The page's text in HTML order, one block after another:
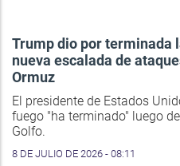
Trump dio por terminada
nueva escalada de
Ormuz
El presidente de Estados
fuego "ha terminado" luego
Golfo.
8 DE JULIO DE 2026 - 08:11